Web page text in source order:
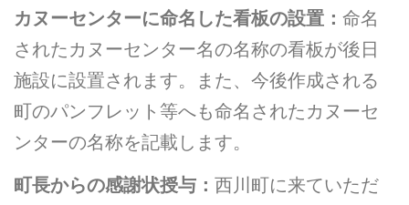
カヌーセンターに命名した看板の設置： 命名
されたカヌーセンター名の名称の看板が後日
施設に設置されます。また、今後作成される
町のパンフレット等へも命名されたカヌーセ
ンターの名称を記載します。
町長からの感謝状授与： 西川町に来ていただ